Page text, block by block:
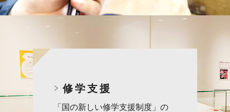
修学支援
「国の新しい修学支援制度」の